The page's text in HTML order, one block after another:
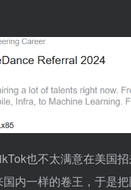
也不太满意在美国
内一样的卷王，于是